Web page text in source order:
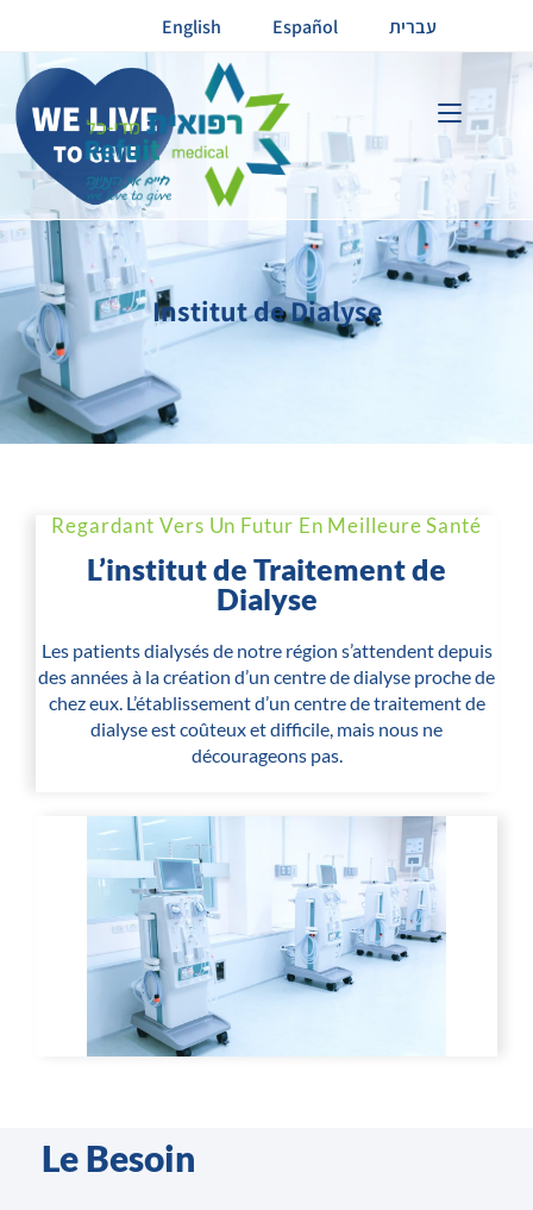
English Español עברית
Institut de Dialyse
Regardant Vers Un Futur En Meilleure Santé
L’institut de Traitement de
Dialyse
Les patients dialysés de notre région s’attendent depuis
des années à la création d’un centre de dialyse proche de
chez eux. L’établissement d’un centre de traitement de
dialyse est coûteux et difficile, mais nous ne
décourageons pas.
Le Besoin